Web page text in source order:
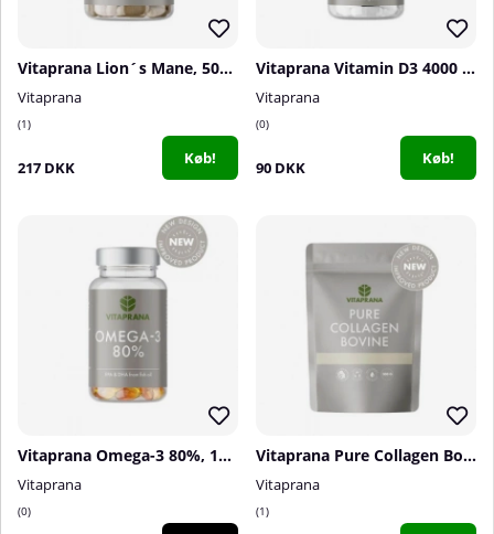
Vitaprana Lion´s Mane, 500 mg, 100 caps
Vitaprana
1
217 DKK Køb!
Vitaprana Vitamin D3 4000 IE, 110 caps
Vitaprana
0
90 DKK Køb!
Vitaprana Omega-3 80%, 100 caps
Vitaprana
0
Vitaprana Pure Collagen Bovine, 350 g
Vitaprana
1